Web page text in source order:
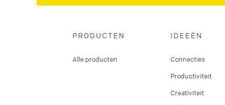
PRODUCTEN
Alle producten
IDEEËN
Connecties
Productiviteit
Creativiteit